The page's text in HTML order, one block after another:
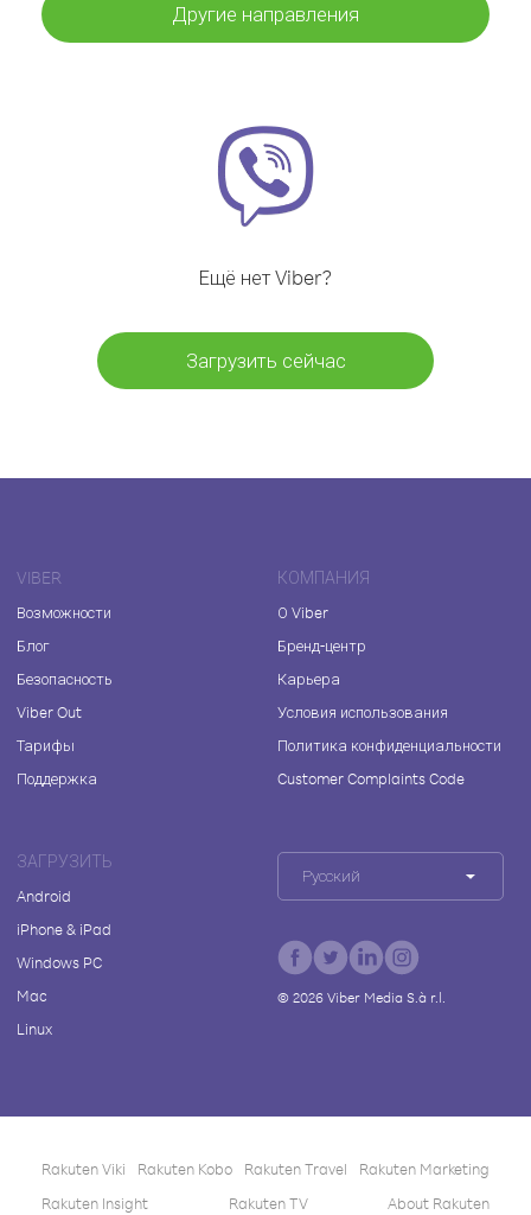
Другие направления
Ещё нет Viber?
Загрузить сейчас
VIBER
Возможности
Блог
Безопасность
Viber Out
Тарифы
Поддержка
КОМПАНИЯ
О Viber
Бренд-центр
Карьера
Условия использования
Политика конфиденциальности
Customer Complaints Code
ЗАГРУЗИТЬ
Android
iPhone & iPad
Windows PC
Mac
Linux
Русский
© 2026Viber Media S.à r.l.
Rakuten Viki Rakuten Kobo Rakuten Travel
Rakuten Marketing
Rakuten Insight
Rakuten TV About Rakuten